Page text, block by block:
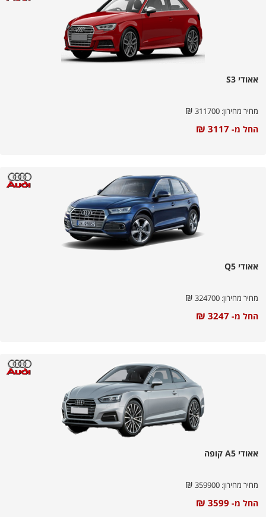
אאודי S3
מחיר מחירון: ₪
החל מ- ₪
אאודי Q5
מחיר מחירון: ₪
החל מ- ₪
אאודי A5 קופה
מחיר מחירון: ₪
החל מ- ₪